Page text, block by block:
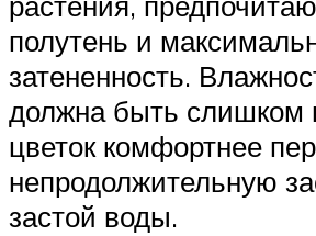
полутень и
затененность.
должна быть слишком
цветок комфортнее
непродолжительную
застой воды.